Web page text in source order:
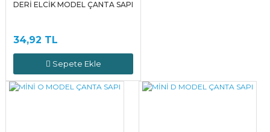
DERİ ELCİK MODEL ÇANTA SAPI
34,92 TL
Sepete Ekle